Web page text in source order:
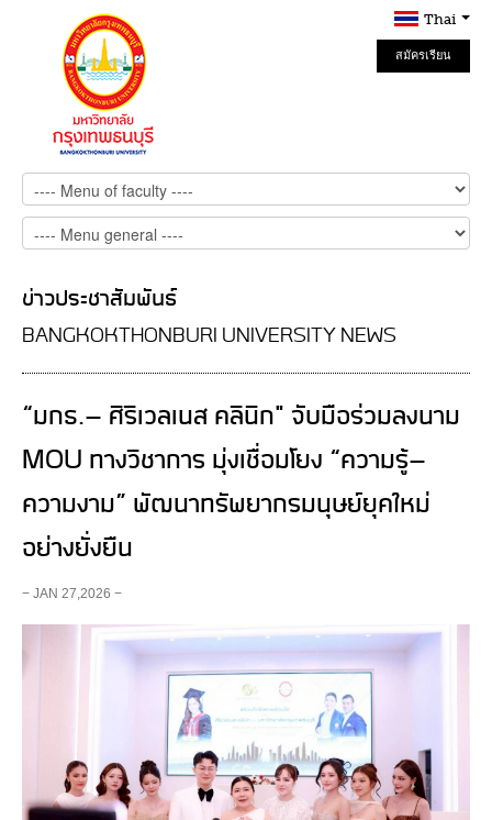
Thai
สมัครเรียน
Online
ข่าวประชาสัมพันธ์
BANGKOKTHONBURI UNIVERSITY NEWS
“มกธ.– ศิริเวลเนส คลินิก" จับมือร่วมลงนาม
MOU ทางวิชาการ มุ่งเชื่อมโยง “ความรู้–
ความงาม” พัฒนาทรัพยากรมนุษย์ยุคใหม่
อย่างยั่งยืน
− JAN 27,2026 −